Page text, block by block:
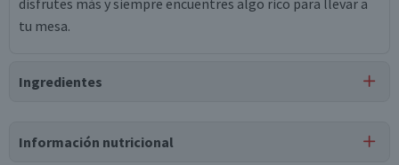
disfrutes más y siempre encuentres algo rico para llevar a
tu mesa.
Ingredientes
Información nutricional